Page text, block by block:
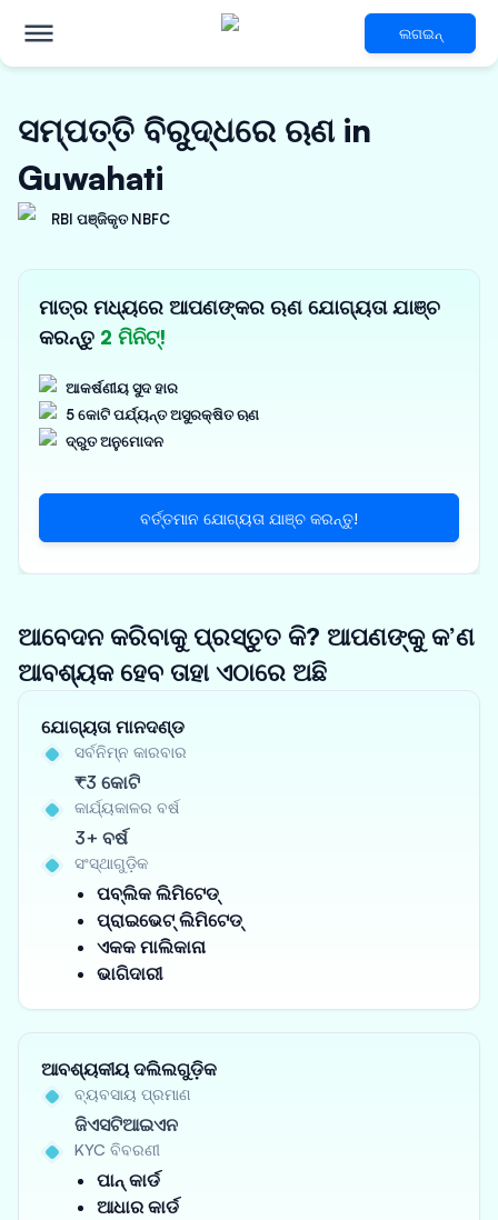
ଲଗଇନ୍
ସମ୍ପତ୍ତି ବିରୁଦ୍ଧରେ ଋଣ in
Guwahati
RBI ପଞ୍ଜିକୃତ NBFC
ମାତ୍ର ମଧ୍ୟରେ ଆପଣଙ୍କର ଋଣ ଯୋଗ୍ୟତା ଯାଞ୍ଚ
କରନ୍ତୁ 2 ମିନିଟ୍!
ଆକର୍ଷଣୀୟ ସୁଦ ହାର
5 କୋଟି ପର୍ଯ୍ୟନ୍ତ ଅସୁରକ୍ଷିତ ଋଣ
ଦ୍ରୁତ ଅନୁମୋଦନ
ବର୍ତ୍ତମାନ ଯୋଗ୍ୟତା ଯାଞ୍ଚ କରନ୍ତୁ!
ଆବେଦନ କରିବାକୁ ପ୍ରସ୍ତୁତ କି? ଆପଣଙ୍କୁ କ’ଣ
ଆବଶ୍ୟକ ହେବ ତାହା ଏଠାରେ ଅଛି
ଯୋଗ୍ୟତା ମାନଦଣ୍ଡ
ସର୍ବନିମ୍ନ କାରବାର
₹3 କୋଟି
କାର୍ଯ୍ୟକାଳର ବର୍ଷ
3+ ବର୍ଷ
ସଂସ୍ଥାଗୁଡ଼ିକ
ପବ୍ଲିକ ଲିମିଟେଡ୍
ପ୍ରାଇଭେଟ୍ ଲିମିଟେଡ୍
ଏକକ ମାଲିକାନା
ଭାଗିଦାରୀ
ଆବଶ୍ୟକୀୟ ଦଲିଲଗୁଡ଼ିକ
ବ୍ୟବସାୟ ପ୍ରମାଣ
ଜିଏସଟିଆଇଏନ
KYC ବିବରଣୀ
ପାନ୍ କାର୍ଡ
ଆଧାର କାର୍ଡ